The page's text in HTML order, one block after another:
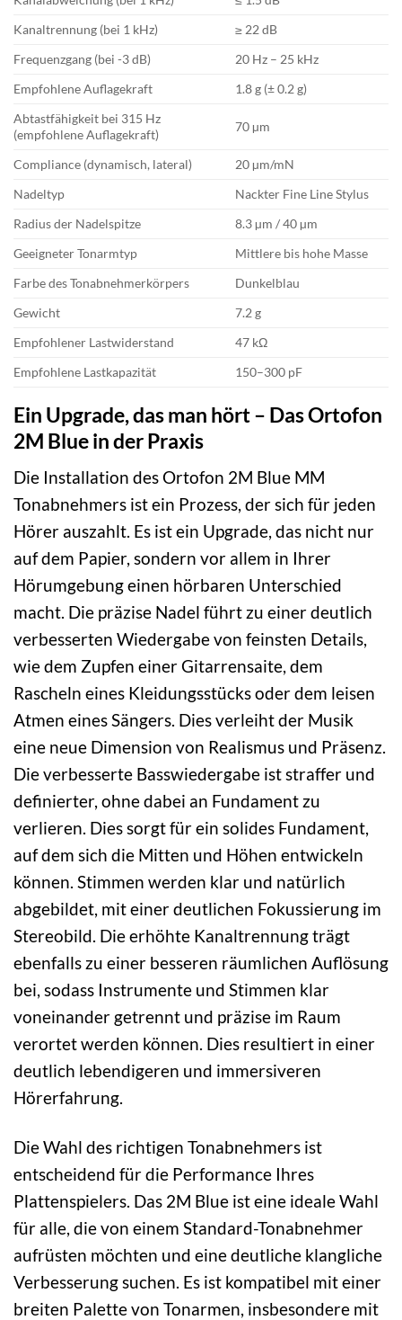
Kanaltrennung (bei 1 kHz)
≥ 22 dB
Frequenzgang (bei -3 dB)
20 Hz – 25 kHz
Empfohlene Auflagekraft
1.8 g (± 0.2 g)
Abtastfähigkeit bei 315 Hz
(empfohlene Auflagekraft)
70 µm
Compliance (dynamisch, lateral)
20 µm/mN
Nadeltyp
Nackter Fine Line Stylus
Radius der Nadelspitze
8.3 µm / 40 µm
Geeigneter Tonarmtyp
Mittlere bis hohe Masse
Farbe des Tonabnehmerkörpers
Dunkelblau
Gewicht
7.2 g
Empfohlener Lastwiderstand
47 kΩ
Empfohlene Lastkapazität
150–300 pF
Ein Upgrade, das man hört – Das Ortofon
2M Blue in der Praxis
Die Installation des Ortofon 2M Blue MM
Tonabnehmers ist ein Prozess, der sich für jeden
Hörer auszahlt. Es ist ein Upgrade, das nicht nur
auf dem Papier, sondern vor allem in Ihrer
Hörumgebung einen hörbaren Unterschied
macht. Die präzise Nadel führt zu einer deutlich
verbesserten Wiedergabe von feinsten Details,
wie dem Zupfen einer Gitarrensaite, dem
Rascheln eines Kleidungsstücks oder dem leisen
Atmen eines Sängers. Dies verleiht der Musik
eine neue Dimension von Realismus und Präsenz.
Die verbesserte Basswiedergabe ist straffer und
definierter, ohne dabei an Fundament zu
verlieren. Dies sorgt für ein solides Fundament,
auf dem sich die Mitten und Höhen entwickeln
können. Stimmen werden klar und natürlich
abgebildet, mit einer deutlichen Fokussierung im
Stereobild. Die erhöhte Kanaltrennung trägt
ebenfalls zu einer besseren räumlichen Auflösung
bei, sodass Instrumente und Stimmen klar
voneinander getrennt und präzise im Raum
verortet werden können. Dies resultiert in einer
deutlich lebendigeren und immersiveren
Hörerfahrung.
Die Wahl des richtigen Tonabnehmers ist
entscheidend für die Performance Ihres
Plattenspielers. Das 2M Blue ist eine ideale Wahl
für alle, die von einem Standard-Tonabnehmer
aufrüsten möchten und eine deutliche klangliche
Verbesserung suchen. Es ist kompatibel mit einer
breiten Palette von Tonarmen, insbesondere mit